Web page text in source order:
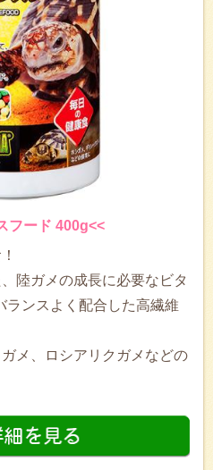
フード 400g<<
陸ガメの成長に必要なビタ
ランスよく配合した高繊維
メ、ロシアリクガメなどの